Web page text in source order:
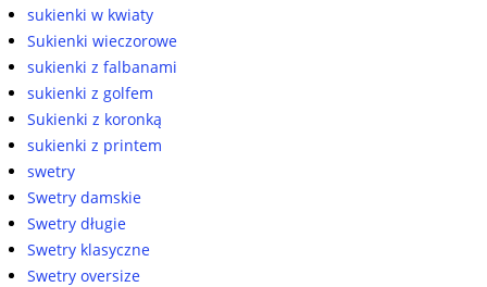
sukienki w kwiaty
Sukienki wieczorowe
sukienki z falbanami
sukienki z golfem
Sukienki z koronką
sukienki z printem
swetry
Swetry damskie
Swetry długie
Swetry klasyczne
Swetry oversize